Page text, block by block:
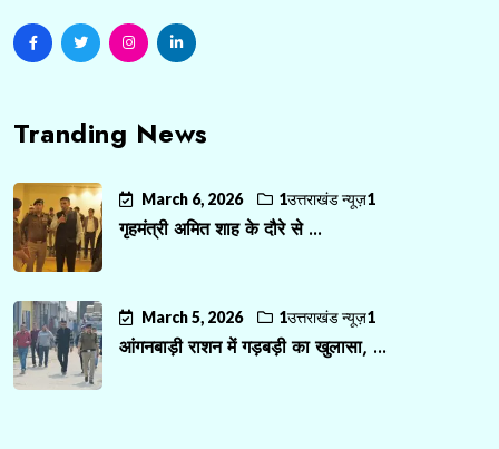
Tranding News
March 6, 2026 1उत्तराखंड न्यूज़1
गृहमंत्री अमित शाह के दौरे से ...
March 5, 2026 1उत्तराखंड न्यूज़1
आंगनबाड़ी राशन में गड़बड़ी का खुलासा, ...